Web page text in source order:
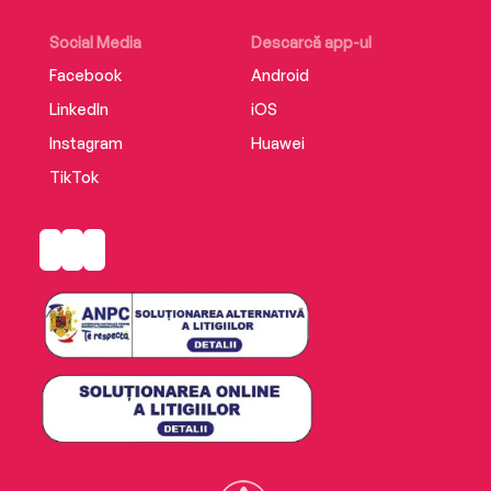
Social Media
Facebook
LinkedIn
Instagram
TikTok
Descarcă app-ul
Android
iOS
Huawei